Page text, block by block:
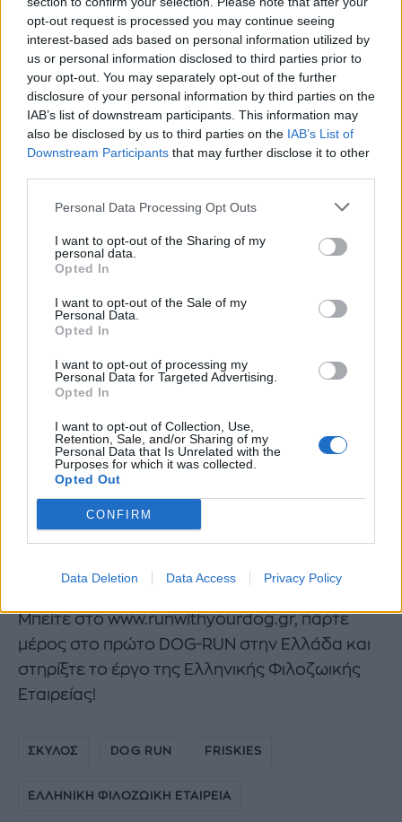
opt-out request is processed you may continue seeing
interest-based ads based on personal information utilized by
us or personal information disclosed to third parties prior to
your opt-out. You may separately opt-out of the further
disclosure of your personal information by third parties on the
IAB’s list of downstream participants. This information may
also be disclosed by us to third parties on the IAB’s List of
Downstream Participants that may further disclose it to other
Personal Data Processing Opt Outs
I want to opt-out of the Sharing of my
personal data.
Opted In
I want to opt-out of the Sale of my
Personal Data.
Opted In
I want to opt-out of processing my
Personal Data for Targeted Advertising.
Opted In
I want to opt-out of Collection, Use,
Retention, Sale, and/or Sharing of my
Personal Data that Is Unrelated with the
Purposes for which it was collected.
Opted Out
CONFIRM
Data Deletion Data Access Privacy Policy
Μπείτε στο www.runwithyourdog.gr, πάρτε
μέρος στο πρώτο DOG-RUN στην Ελλάδα και
στηρίξτε το έργο της Ελληνικής Φιλοζωικής
Εταιρείας!
ΣΚΥΛΟΣ DOG RUN FRISKIES
ΕΛΛΗΝΙΚΗ ΦΙΛΟΖΩΙΚΗ ΕΤΑΙΡΕΙΑ